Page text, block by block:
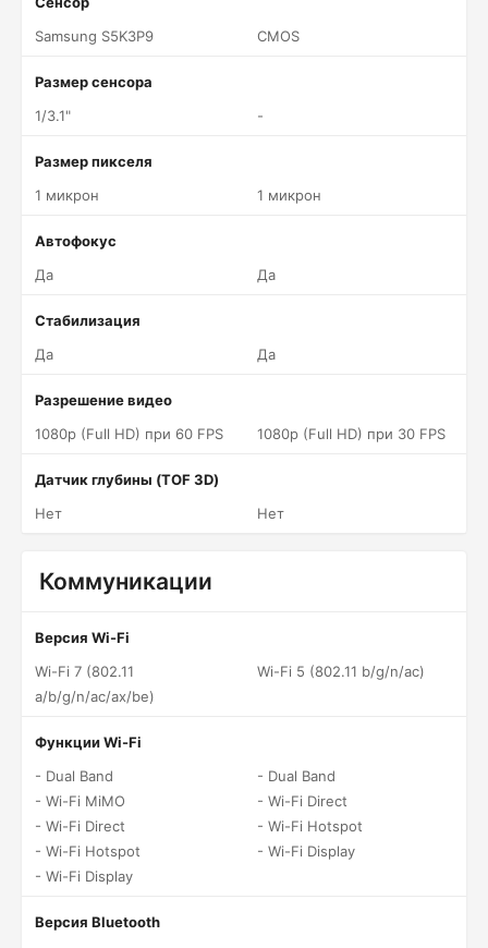
Samsung S5K3P9
CMOS
Размер сенсора
1/3.1"
-
Размер пикселя
1 микрон
1 микрон
Автофокус
Да
Да
Стабилизация
Да
Да
Разрешение видео
1080p (Full HD) при 60 FPS
1080p (Full HD) при 30 FPS
Датчик глубины (TOF 3D)
Нет
Нет
Коммуникации
Версия Wi-Fi
Wi-Fi 7 (802.11
a/b/g/n/ac/ax/be)
Wi-Fi 5 (802.11 b/g/n/ac)
Функции Wi-Fi
- Dual Band
- Wi-Fi MiMO
- Wi-Fi Direct
- Wi-Fi Hotspot
- Wi-Fi Display
- Dual Band
- Wi-Fi Direct
- Wi-Fi Hotspot
- Wi-Fi Display
Версия Bluetooth